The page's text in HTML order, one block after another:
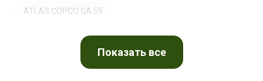
ATLAS COPCO GA 55
ATLAS COPCO PTHS 1200 DD
Показатьвсе